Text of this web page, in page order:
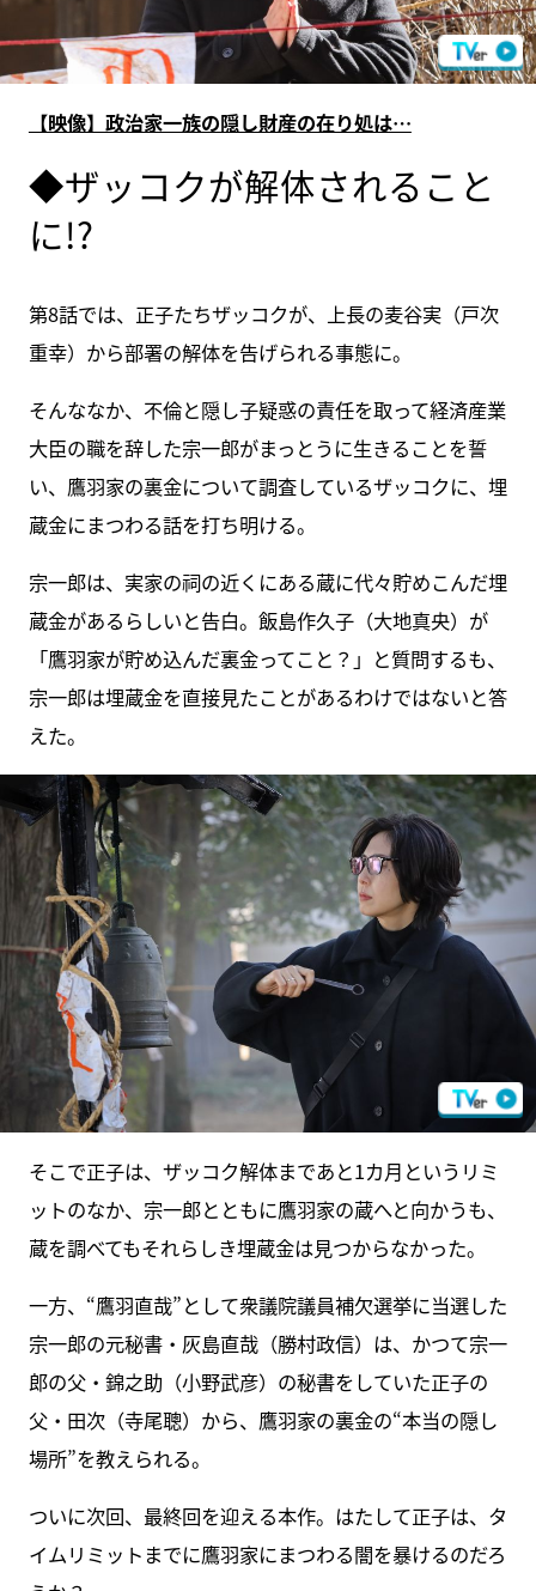
【映像】政治家一族の隠し財産の在り処は…
◆ザッコクが解体されること
に!?
第8話では、正子たちザッコクが、上長の麦谷実（戸次
重幸）から部署の解体を告げられる事態に。
そんななか、不倫と隠し子疑惑の責任を取って経済産業
大臣の職を辞した宗一郎がまっとうに生きることを誓
い、鷹羽家の裏金について調査しているザッコクに、埋
蔵金にまつわる話を打ち明ける。
宗一郎は、実家の祠の近くにある蔵に代々貯めこんだ埋
蔵金があるらしいと告白。飯島作久子（大地真央）が
「鷹羽家が貯め込んだ裏金ってこと？」と質問するも、
宗一郎は埋蔵金を直接見たことがあるわけではないと答
えた。
そこで正子は、ザッコク解体まであと1カ月というリミ
ットのなか、宗一郎とともに鷹羽家の蔵へと向かうも、
蔵を調べてもそれらしき埋蔵金は見つからなかった。
一方、“鷹羽直哉”として衆議院議員補欠選挙に当選した
宗一郎の元秘書・灰島直哉（勝村政信）は、かつて宗一
郎の父・錦之助（小野武彦）の秘書をしていた正子の
父・田次（寺尾聰）から、鷹羽家の裏金の“本当の隠し
場所”を教えられる。
ついに次回、最終回を迎える本作。はたして正子は、タ
イムリミットまでに鷹羽家にまつわる闇を暴けるのだろ